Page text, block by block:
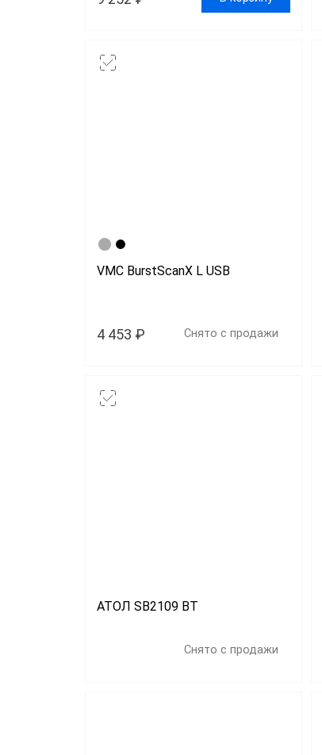
VMC BurstScanX L USB
4 453 ₽ Снято с продажи
АТОЛ SB2109 BT
Снято с продажи